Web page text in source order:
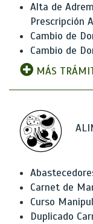
Alta de
Prescripción
Cambio de
Cambio de
MÁS
Carnet de
Curso
Duplicado